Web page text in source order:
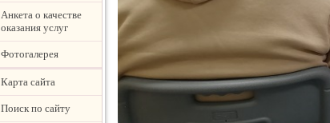
Анкета о качестве
оказания услуг
Фотогалерея
Карта сайта
Поиск по сайту